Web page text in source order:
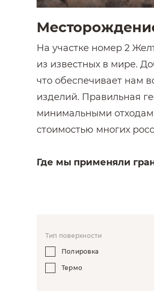
На участке номер 2
из известных в мире.
что обеспечивает нам
изделий. Правильная
минимальными
стоимостью многих
Где мы применяли
кг) и может
облицовке
станций Московского
Тип поверхности
Полировка
Термо